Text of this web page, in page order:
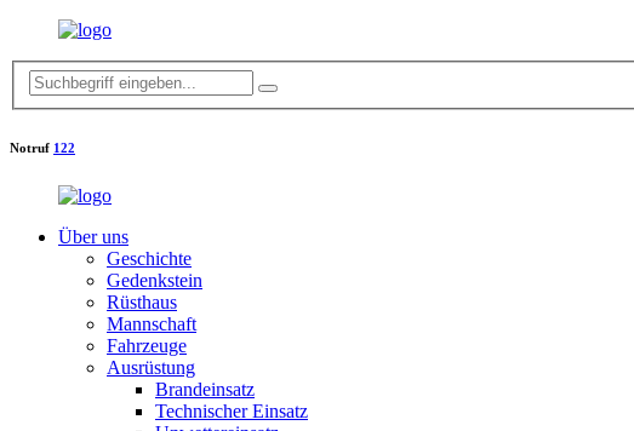
Notruf 122
Über uns
Geschichte
Gedenkstein
Rüsthaus
Mannschaft
Fahrzeuge
Ausrüstung
Brandeinsatz
Technischer Einsatz